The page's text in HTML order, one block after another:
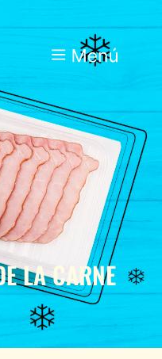
LA CARNE